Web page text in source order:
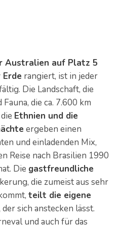
Australien auf Platz 5
rangiert, ist in jeder
Die Landschaft, die
die ca. 7.600 km
Ethnien und die
ergeben einen
und einladenden Mix,
Reise nach Brasilien 1990
Die gastfreundliche
die zumeist aus sehr
teilt die eigene
der sich anstecken lässt.
und auch für das